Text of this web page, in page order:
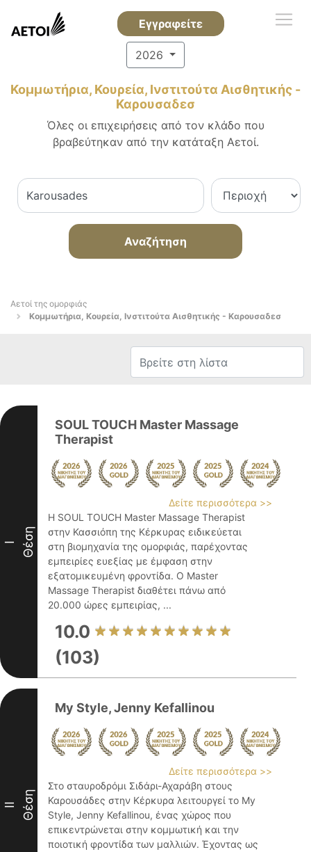
Εγγραφείτε
2026
Κομμωτήρια, Κουρεία, Ινστιτούτα Αισθητικής -
Καρουσαδεσ
Όλες οι επιχειρήσεις από τον κλάδο που
βραβεύτηκαν από την κατάταξη Αετοί.
Αναζήτηση
Αετοί της ομορφιάς
Κομμωτήρια, Κουρεία, Ινστιτούτα Αισθητικής - Καρουσαδεσ
I Θέση
SOUL TOUCH Master Massage
Therapist
Δείτε περισσότερα >>
Η SOUL TOUCH Master Massage Therapist
στην Κασσιόπη της Κέρκυρας ειδικεύεται
στη βιομηχανία της ομορφιάς, παρέχοντας
εμπειρίες ευεξίας με έμφαση στην
εξατομικευμένη φροντίδα. Ο Master
Massage Therapist διαθέτει πάνω από
20.000 ώρες εμπειρίας, ...
10.0
(103)
II Θέση
My Style, Jenny Kefallinou
Δείτε περισσότερα >>
Στο σταυροδρόμι Σιδάρι-Αχαράβη στους
Καρουσάδες στην Κέρκυρα λειτουργεί το My
Style, Jenny Kefallinou, ένας χώρος που
επικεντρώνεται στην κομμωτική και την
ποιοτική φροντίδα των μαλλιών. Έχοντας ως